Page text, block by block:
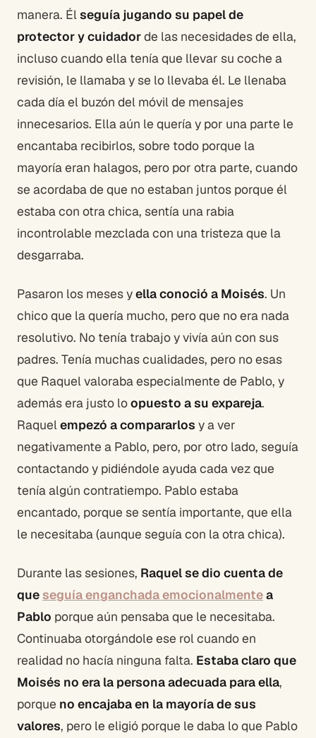
manera. Élseguía jugando su papel de
protector y cuidadorde las necesidades de ella,
incluso cuando ella tenía que llevar su coche a
revisión, le llamaba y se lo llevaba él. Le llenaba
cada día el buzón del móvil de mensajes
innecesarios. Ella aún le quería y por una parte le
encantaba recibirlos, sobre todo porque la
mayoría eran halagos, pero por otra parte, cuando
se acordaba de que no estaban juntos porque él
estaba con otra chica, sentía una rabia
incontrolable mezclada con una tristeza que la
desgarraba.
Pasaron los meses yella conoció a Moisés. Un
chico que la quería mucho, pero que no era nada
resolutivo. No tenía trabajo y vivía aún con sus
padres. Tenía muchas cualidades, pero no esas
que Raquel valoraba especialmente de Pablo, y
además era justo loopuesto a su expareja.
Raquelempezó a compararlos y a ver
negativamente a Pablo, pero, por otro lado, seguía
contactando y pidiéndole ayuda cada vez que
tenía algún contratiempo. Pablo estaba
encantado, porque se sentía importante, que ella
le necesitaba (aunque seguía con la otra chica).
Durante las sesiones, Raquel se dio cuenta de
que seguía enganchada emocionalmentea
Pablo porque aún pensaba que le necesitaba.
Continuaba otorgándole ese rol cuando en
realidad no hacía ninguna falta. Estaba claro que
Moisés no era la persona adecuada para ella,
porque no encajaba en la mayoría de sus
valores, pero le eligió porque le daba lo que Pablo